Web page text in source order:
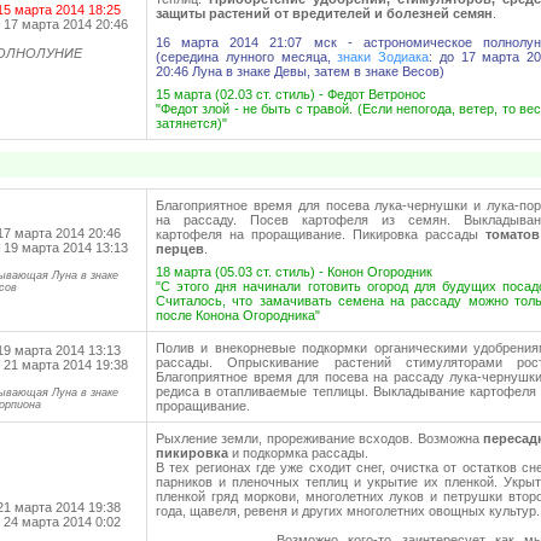
марта 2014 18:25
17 марта 2014 20:46
защиты растений от вредителей и болезней семян
16 марта 2014 21:07 мск - астрономическое
(середина лунного месяца,знаки Зодиака: до 17 марта
20:46 Луна в знаке Девы, затем в знаке Весов)
15 марта (02.03 ст. стиль) - Федот Ветронос
"Федот злой - не быть с травой. (Если непогода, ветер, то
затянется)"
марта 2014 20:46
19 марта 2014 13:13
Луна в знаке
Благоприятное время для посева лука-чернушки и лука-
на рассаду. Посев картофеля из семян.
картофеля на проращивание. Пикировка рассады
перцев
18 марта (05.03 ст. стиль) - Конон Огородник
"С этого дня начинали готовить огород для будущих
Считалось, что замачивать семена на рассаду можно
после Конона Огородника"
марта 2014 13:13
21 марта 2014 19:38
Луна в знаке
Полив и внекорневые подкормки органическими
рассады. Опрыскивание растений стимуляторами
Благоприятное время для посева на рассаду лука-
редиса в отапливаемые теплицы. Выкладывание картофеля
проращивание.
марта 2014 19:38
24 марта 2014 0:02
Рыхление земли, прореживание всходов. Возможна
пикировка и подкормка рассады.
В тех регионах где уже сходит снег, очистка от остатков
парников и пленочных теплиц и укрытие их пленкой.
пленкой гряд моркови, многолетних луков и петрушки
года, щавеля, ревеня и других многолетних овощных культур.